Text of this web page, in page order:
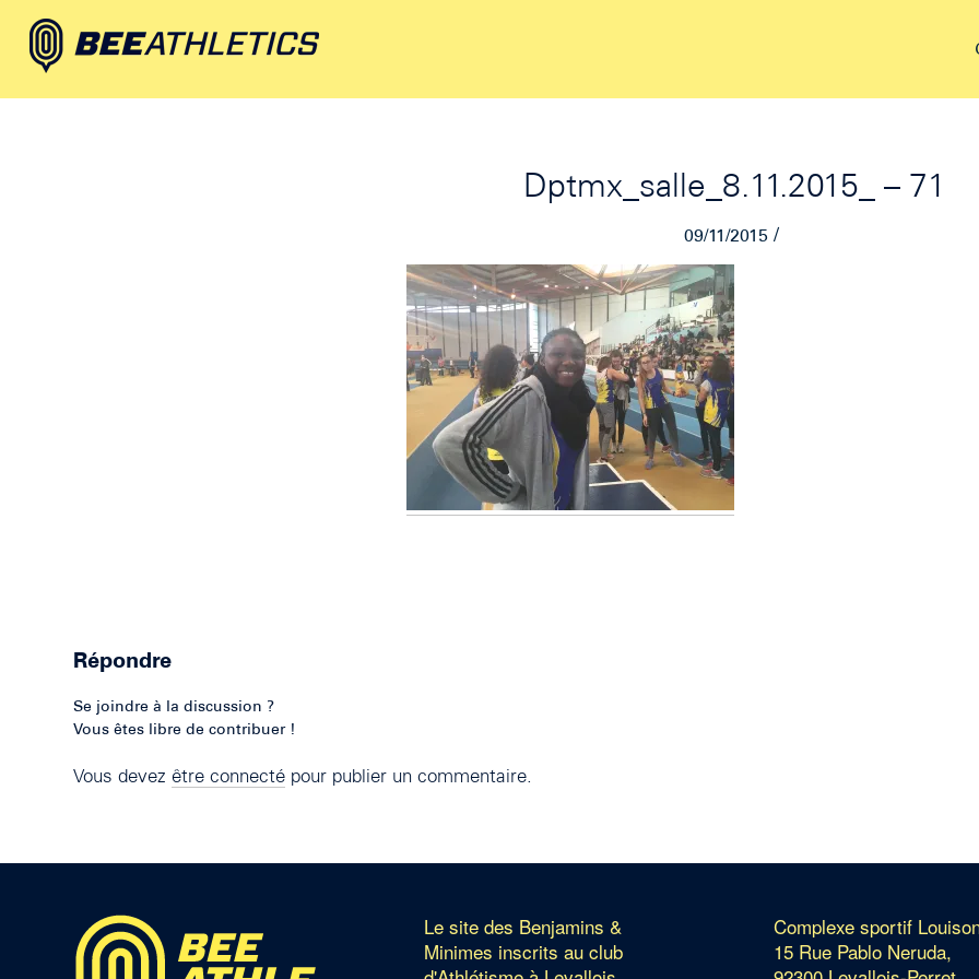
Dptmx_salle_8.11.2015_ – 71
09/11/2015 /
Répondre
Se joindre à la discussion ?
Vous êtes libre de contribuer !
Vous devez être connecté pour publier un commentaire.
Le site des Benjamins &
Minimes inscrits au club
Complexe sportif
15 Rue Pablo Neruda,